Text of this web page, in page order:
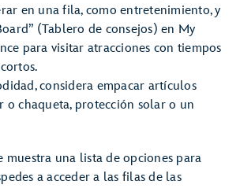
en una fila, como entretenimiento, y
(Tablero de consejos) en My
para visitar atracciones con tiempos
considera empacar artículos
o chaqueta, protección solar o un
muestra una lista de opciones para
a acceder a las filas de las